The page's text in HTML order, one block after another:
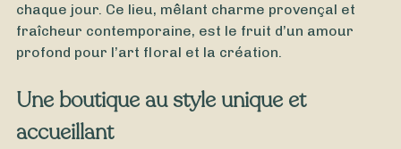
À partir de35€ -Personnaliser
Bouquet Anniversaire
chaque jour. Ce lieu, mêlant charme provençal et
fraîcheur contemporaine, est le fruit d’un amour
profond pour l’art floral et la création.
Une boutique au style unique et
accueillant